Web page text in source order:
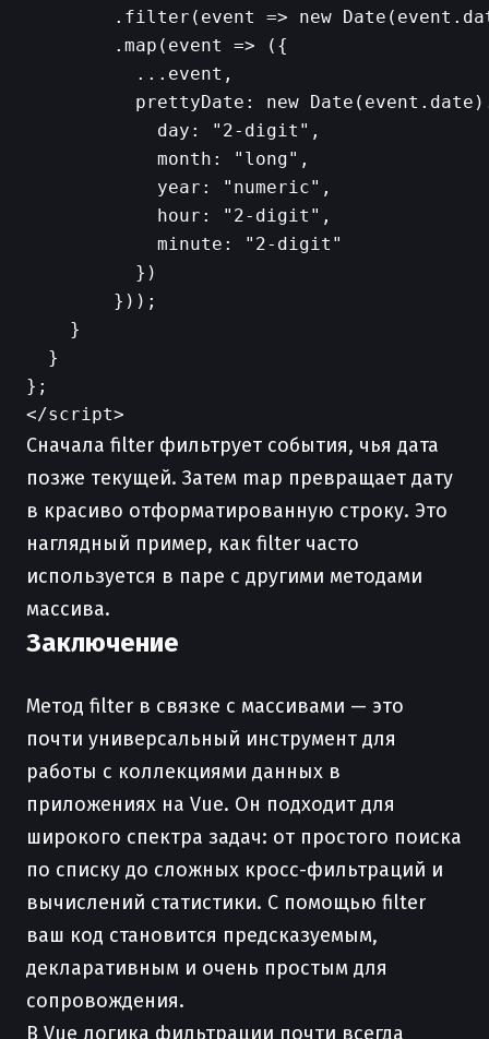
.filter(event => new
        .map(event => ({
          ...event,
prettyDate: new
            day: "2-digit",
            month: "long",
            year: "numeric",
            hour: "2-digit",
            minute: "2-digit"
          })
        }));
    }
  }
};
Сначала filter фильтрует события, чья дата
позже текущей. Затем map превращает дату
в красиво отформатированную строку. Это
наглядный пример, как filter часто
используется в паре с другими методами
массива.
Заключение
Метод filter в связке с массивами — это
почти универсальный инструмент для
работы с коллекциями данных в
приложениях на Vue. Он подходит для
широкого спектра задач: от простого поиска
по списку до сложных кросс-фильтраций и
вычислений статистики. С помощью filter
ваш код становится предсказуемым,
декларативным и очень простым для
сопровождения.
В Vue логика фильтрации почти всегда